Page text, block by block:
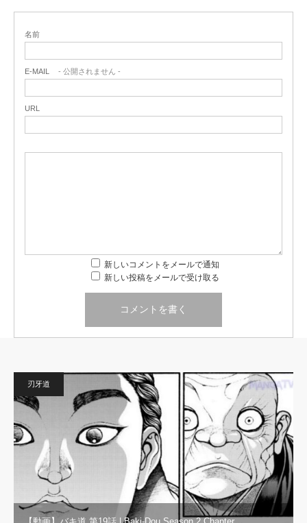
名前
E-MAIL - 公開されません -
URL
新しいコメントをメールで通知
新しい投稿をメールで受け取る
刃牙道